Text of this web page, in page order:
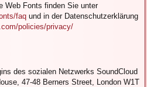
Web Fonts finden Sie unter
faq und in der Datenschutzerklärung
policies/privacy/
des sozialen Netzwerks SoundCloud
47-48 Berners Street, London W1T